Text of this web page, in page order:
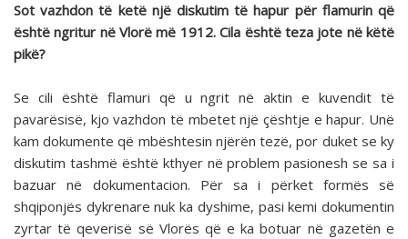
Sot vazhdon të ketë një diskutim të hapur për flamurin që
është ngritur në Vlorë më 1912. Cila është teza jote në këtë
pikë?
Se cili është flamuri që u ngrit në aktin e kuvendit të
pavarësisë, kjo vazhdon të mbetet një çështje e hapur. Unë
kam dokumente që mbështesin njërën tezë, por duket se ky
diskutim tashmë është kthyer në problem pasionesh se sa i
bazuar në dokumentacion. Për sa i përket formës së
shqiponjës dykrenare nuk ka dyshime, pasi kemi dokumentin
zyrtar të qeverisë së Vlorës që e ka botuar në gazetën e